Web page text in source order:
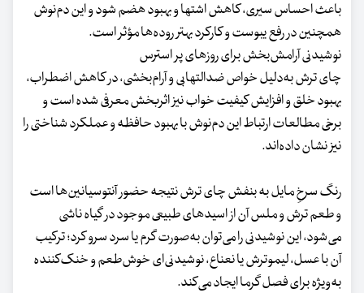
باعث احساس سیری، کاهش اشتها و بهبود هضم شود و این دم‌نوش
همچنین در رفع یبوست و کارکرد بهتر روده‌ها مؤثر است.
نوشیدنی آرامش‌بخش برای روز‌های پر استرس
چای ترش به‌دلیل خواص ضدالتهابی و آرام‌بخشی، در کاهش اضطراب،
بهبود خلق و افزایش کیفیت خواب نیز اثربخش معرفی شده است و
برخی مطالعات ارتباط این دم‌نوش با بهبود حافظه و عملکرد شناختی را
نیز نشان داده‌اند.
رنگ سرخِ مایل به بنفش چای ترش نتیجه حضور آنتوسیانین‌ها است
و طعم ترش و ملس آن از اسید‌های طبیعی موجود در گیاه ناشی
می‌شود، این نوشیدنی را می‌توان به‌صورت گرم یا سرد سرو کرد؛ ترکیب
آن با عسل، لیموترش یا نعناع، نوشیدنی‌ای خوش‌طعم و خنک‌کننده
به‌ویژه برای فصل گرما ایجاد می‌کند.